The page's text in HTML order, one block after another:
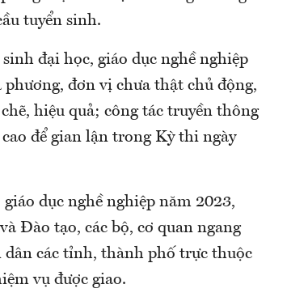
tuyển sinh.
đại học, giáo dục nghề nghiệp
đơn vị chưa thật chủ động,
hiệu quả; công tác truyền thông
để gian lận trong Kỳ thi ngày
dục nghề nghiệp năm 2023,
Đào tạo, các bộ, cơ quan ngang
các tỉnh, thành phố trực thuộc
vụ được giao.